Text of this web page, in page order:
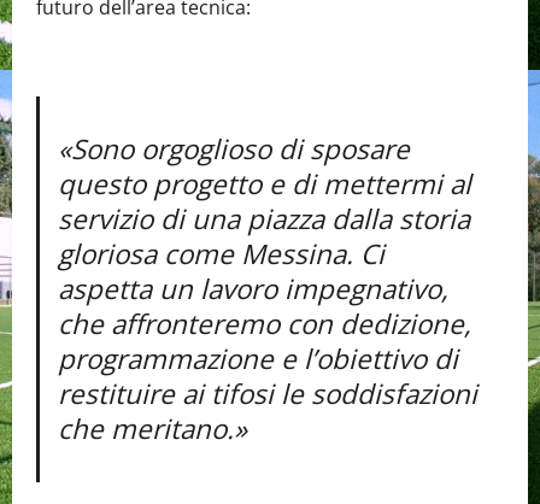
futuro dell’area tecnica:
«Sono orgoglioso di sposare
questo progetto e di mettermi al
servizio di una piazza dalla storia
gloriosa come Messina. Ci
aspetta un lavoro impegnativo,
che affronteremo con dedizione,
programmazione e l’obiettivo di
restituire ai tifosi le soddisfazioni
che meritano.»